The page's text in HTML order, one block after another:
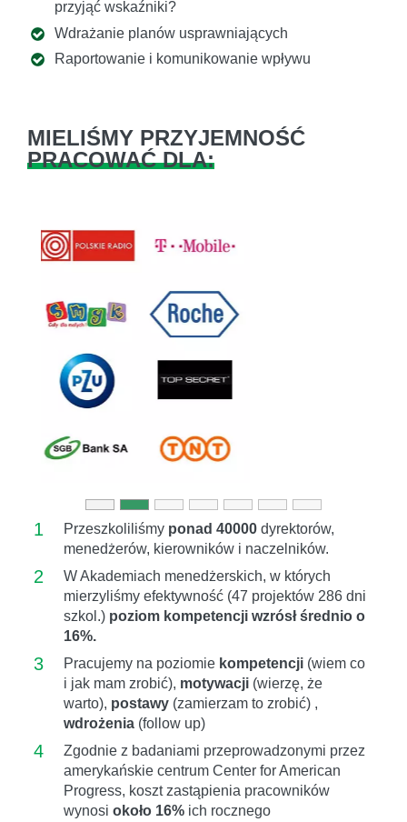
przyjąć wskaźniki?
Wdrażanie planów usprawniających
Raportowanie i komunikowanie wpływu
MIELIŚMY PRZYJEMNOŚĆ
PRACOWAĆ DLA:
Previous
1 Przeszkoliliśmy ponad 40000 dyrektorów,
menedżerów, kierowników i naczelników.
2
W Akademiach menedżerskich, w których
mierzyliśmy efektywność (47 projektów 286 dni
szkol.) poziom kompetencji wzrósł średnio o
16%.
3 Pracujemy na poziomie kompetencji (wiem co
i jak mam zrobić), motywacji (wierzę, że
warto), postawy (zamierzam to zrobić) ,
wdrożenia (follow up)
4
Zgodnie z badaniami przeprowadzonymi przez
amerykańskie centrum Center for American
Progress, koszt zastąpienia pracowników
wynosi około 16% ich rocznego